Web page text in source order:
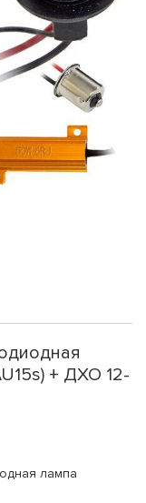
+ ДХО 12-
лампа